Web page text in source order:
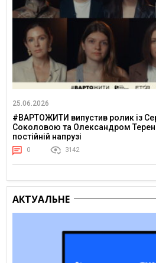
25.06.2026
#ВАРТОЖИТИ випустив ролик із
Соколовою та Олександром
постійній напрузі
0 3142
АКТУАЛЬНЕ